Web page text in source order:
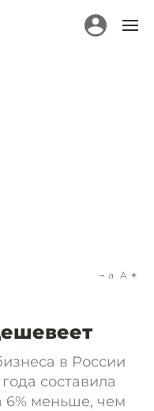
a A
в России
составила
6% меньше, чем